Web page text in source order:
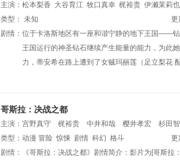
主演： 松本梨香 大谷育江 牧口真幸 梶裕贵 伊濑茉莉也
佐藤健辅 泽井美优 中川
类型： 未知
更
剧情： 位于卡洛斯地区有一座和谐宁静的地下王国——
王国运行的神圣钻石继续产生能量的能力，为此
力，蒂安希在路上遭到了女贼玛丽莲（足立梨花
哥斯拉：决战之都
主演： 宫野真守 梶裕贵 中井和哉 樱井孝宏
杉田
类型： 动漫 冒险 惊悚 剧情 科幻 格斗
更
剧情：
《哥斯拉：决战之都》剧情简介：影片为[哥斯